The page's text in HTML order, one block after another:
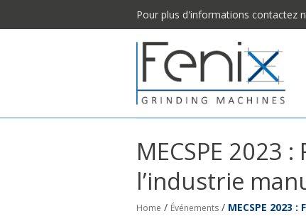
Pour plus d'informations contactez
MECSPE 2023
l’industrie
Home / Événements / MECSPE